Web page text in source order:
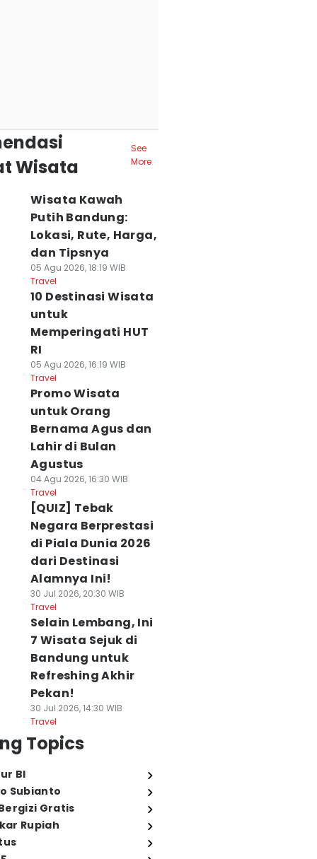
Wisata
See
More
Wisata Kawah
Putih Bandung:
Lokasi, Rute, Harga,
dan Tipsnya
05 Agu 2026, 18:19 WIB
Travel
10 Destinasi Wisata
untuk
Memperingati HUT
RI
05 Agu 2026, 16:19 WIB
Travel
Promo Wisata
untuk Orang
Bernama Agus dan
Lahir di Bulan
Agustus
04 Agu 2026, 16:30 WIB
Travel
[QUIZ] Tebak
Negara Berprestasi
di Piala Dunia 2026
dari Destinasi
Alamnya Ini!
30 Jul 2026, 20:30 WIB
Travel
Selain Lembang, Ini
7 Wisata Sejuk di
Bandung untuk
Refreshing Akhir
Pekan!
30 Jul 2026, 14:30 WIB
Travel
Topics
BI
Subianto
Gratis
Rupiah